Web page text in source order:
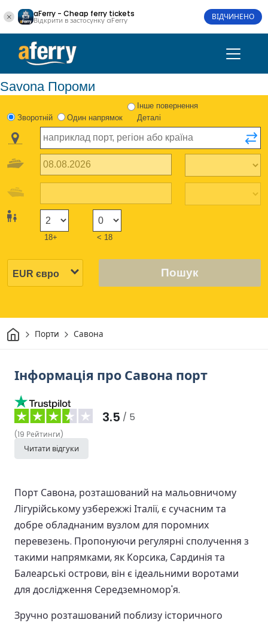
aFerry - Cheap ferry tickets
Відкрити в застосунку aFerry ВІДЧИНЕНО
Savona Пороми
Зворотній Один напрямок
Інше повернення
Деталі
18+ < 18
Пошук
Дім Порти Савона
Інформація про Савона порт
3.5 / 5
(19 Рейтинги)
Читати відгуки
Порт Савона, розташований на мальовничому
Лігурійському узбережжі Італії, є сучасним та
добре обладнаним вузлом для поромних
перевезень. Пропонуючи регулярні сполучення з
такими напрямками, як Корсика, Сардинія та
Балеарські острови, він є ідеальними воротами
для дослідження Середземномор'я.
Зручно розташований поблизу історичного